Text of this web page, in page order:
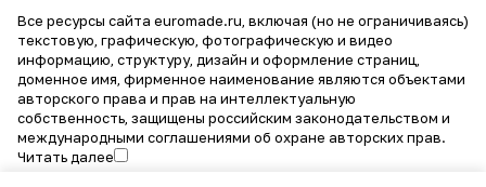
Все ресурсы сайта euromade.ru, включая (но не ограничиваясь)
текстовую, графическую, фотографическую и видео
информацию, структуру, дизайн и оформление страниц,
доменное имя, фирменное наименование являются объектами
авторского права и прав на интеллектуальную
собственность, защищены российским законодательством и
международными соглашениями об охране авторских прав.
Читать далее